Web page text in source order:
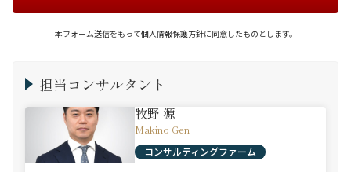
本フォーム送信をもって個人情報保護方針に同意したものとします。
担当コンサルタント
牧野 源
Makino Gen
コンサルティングファーム